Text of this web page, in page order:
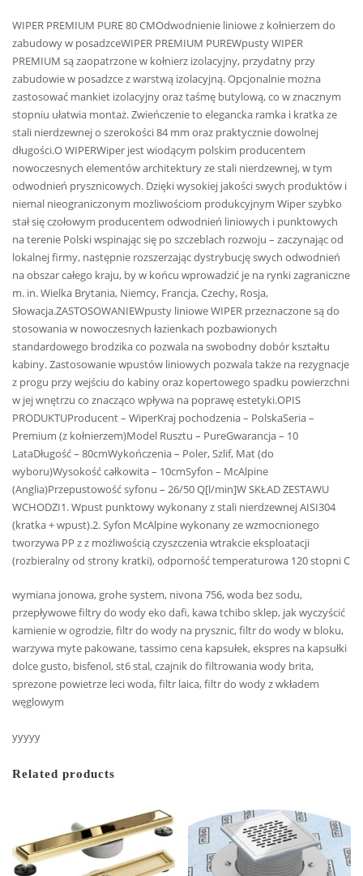
WIPER PREMIUM PURE 80 CMOdwodnienie liniowe z kołnierzem do
zabudowy w posadzceWIPER PREMIUM PUREWpusty WIPER
PREMIUM są zaopatrzone w kołnierz izolacyjny, przydatny przy
zabudowie w posadzce z warstwą izolacyjną. Opcjonalnie można
zastosować mankiet izolacyjny oraz taśmę butylową, co w znacznym
stopniu ułatwia montaż. Zwieńczenie to elegancka ramka i kratka ze
stali nierdzewnej o szerokości 84 mm oraz praktycznie dowolnej
długości.O WIPERWiper jest wiodącym polskim producentem
nowoczesnych elementów architektury ze stali nierdzewnej, w tym
odwodnień prysznicowych. Dzięki wysokiej jakości swych produktów i
niemal nieograniczonym możliwościom produkcyjnym Wiper szybko
stał się czołowym producentem odwodnień liniowych i punktowych
na terenie Polski wspinając się po szczeblach rozwoju – zaczynając od
lokalnej firmy, następnie rozszerzając dystrybucję swych odwodnień
na obszar całego kraju, by w końcu wprowadzić je na rynki zagraniczne
m. in. Wielka Brytania, Niemcy, Francja, Czechy, Rosja,
Słowacja.ZASTOSOWANIEWpusty liniowe WIPER przeznaczone są do
stosowania w nowoczesnych łazienkach pozbawionych
standardowego brodzika co pozwala na swobodny dobór kształtu
kabiny. Zastosowanie wpustów liniowych pozwala także na rezygnacje
z progu przy wejściu do kabiny oraz kopertowego spadku powierzchni
w jej wnętrzu co znacząco wpływa na poprawę estetyki.OPIS
PRODUKTUProducent – WiperKraj pochodzenia – PolskaSeria –
Premium (z kołnierzem)Model Rusztu – PureGwarancja – 10
LataDługość – 80cmWykończenia – Poler, Szlif, Mat (do
wyboru)Wysokość całkowita – 10cmSyfon – McAlpine
(Anglia)Przepustowość syfonu – 26/50 Q[l/min]W SKŁAD ZESTAWU
WCHODZI1. Wpust punktowy wykonany z stali nierdzewnej AISI304
(kratka + wpust).2. Syfon McAlpine wykonany ze wzmocnionego
tworzywa PP z z możliwością czyszczenia wtrakcie eksploatacji
(rozbieralny od strony kratki), odporność temperaturowa 120 stopni C
wymiana jonowa, grohe system, nivona 756, woda bez sodu,
przepływowe filtry do wody eko dafi, kawa tchibo sklep, jak wyczyścić
kamienie w ogrodzie, filtr do wody na prysznic, filtr do wody w bloku,
warzywa myte pakowane, tassimo cena kapsułek, ekspres na kapsułki
dolce gusto, bisfenol, st6 stal, czajnik do filtrowania wody brita,
sprezone powietrze leci woda, filtr laica, filtr do wody z wkładem
węglowym
yyyyy
Related products